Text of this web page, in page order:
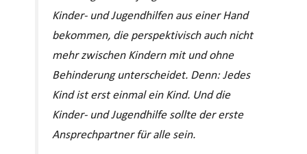
Kinder- und Jugendhilfen aus einer Hand
bekommen, die perspektivisch auch nicht
mehr zwischen Kindern mit und ohne
Behinderung unterscheidet. Denn: Jedes
Kind ist erst einmal ein Kind. Und die
Kinder- und Jugendhilfe sollte der erste
Ansprechpartner für alle sein.